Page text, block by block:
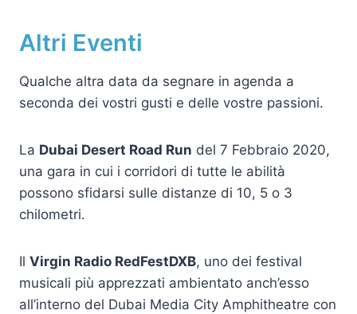
Altri Eventi
Qualche altra data da segnare in agenda a
seconda dei vostri gusti e delle vostre passioni.
La Dubai Desert Road Run del 7 Febbraio 2020,
una gara in cui i corridori di tutte le abilità
possono sfidarsi sulle distanze di 10, 5 o 3
chilometri.
Il Virgin Radio RedFestDXB, uno dei festival
musicali più apprezzati ambientato anch’esso
all’interno del Dubai Media City Amphitheatre con